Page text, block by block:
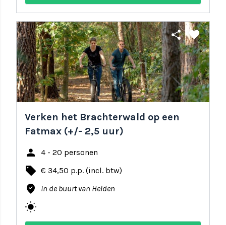
share favorite
Verken het Brachterwald op een
Fatmax (+/- 2,5 uur)
person 4 - 20 personen
local_offer € 34,50 p.p. (incl. btw)
where_to_vote In de buurt van Helden
wb_sunny